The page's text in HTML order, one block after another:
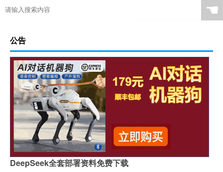
☚
公告
DeepSeek全套部署资料免费下载